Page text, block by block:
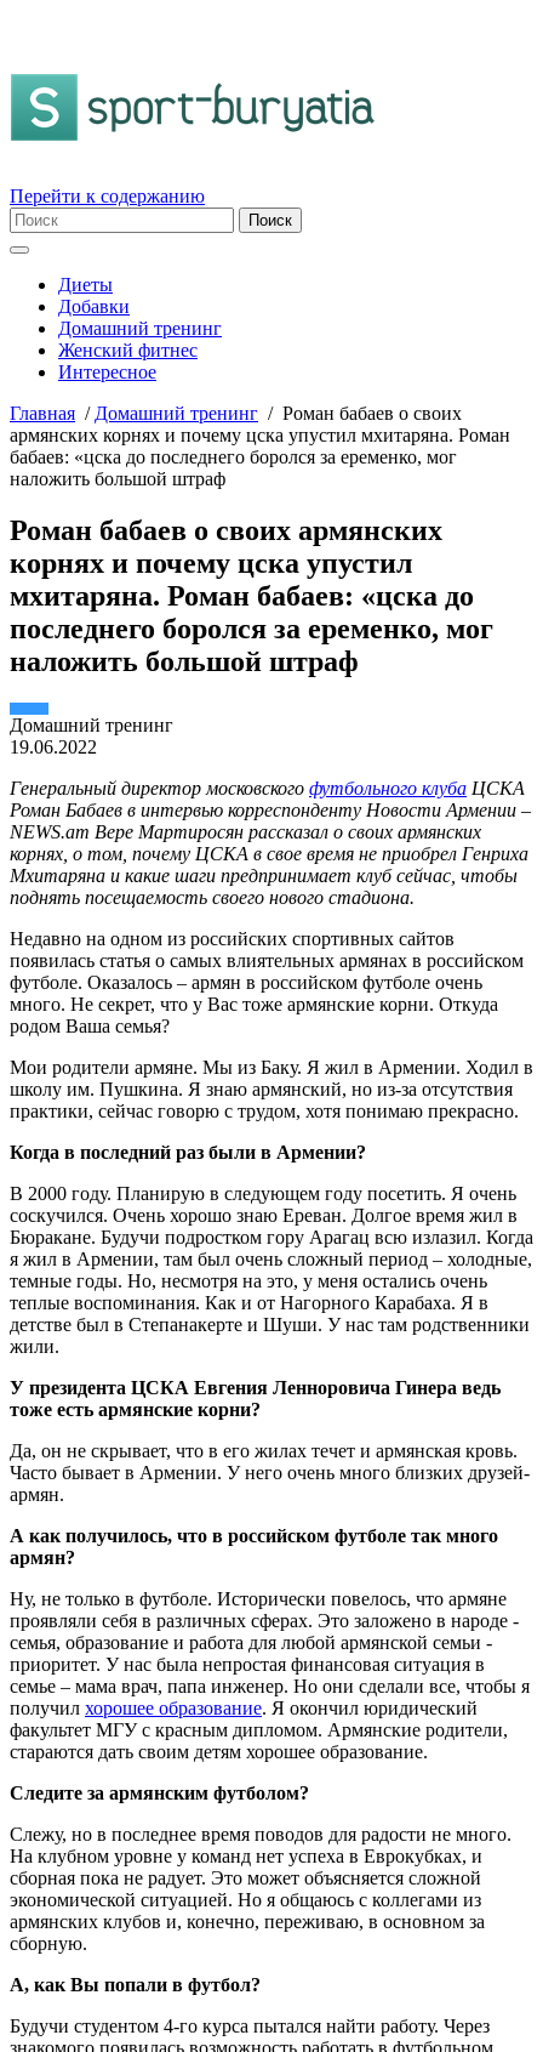
Перейти к содержанию
Диеты
Добавки
Домашний тренинг
Женский фитнес
Интересное
Главная / Домашний тренинг / Роман бабаев о своих
армянских корнях и почему цска упустил мхитаряна. Роман
бабаев: «цска до последнего боролся за еременко, мог
наложить большой штраф
Роман бабаев о своих армянских
корнях и почему цска упустил
мхитаряна. Роман бабаев: «цска до
последнего боролся за еременко, мог
наложить большой штраф
Домашний тренинг
19.06.2022
Генеральный директор московского футбольного клуба ЦСКА
Роман Бабаев в интервью корреспонденту Новости Армении –
NEWS.am Вере Мартиросян рассказал о своих армянских
корнях, о том, почему ЦСКА в свое время не приобрел Генриха
Мхитаряна и какие шаги предпринимает клуб сейчас, чтобы
поднять посещаемость своего нового стадиона.
Недавно на одном из российских спортивных сайтов
появилась статья о самых влиятельных армянах в российском
футболе. Оказалось – армян в российском футболе очень
много. Не секрет, что у Вас тоже армянские корни. Откуда
родом Ваша семья?
Мои родители армяне. Мы из Баку. Я жил в Армении. Ходил в
школу им. Пушкина. Я знаю армянский, но из-за отсутствия
практики, сейчас говорю с трудом, хотя понимаю прекрасно.
Когда в последний раз были в Армении?
В 2000 году. Планирую в следующем году посетить. Я очень
соскучился. Очень хорошо знаю Ереван. Долгое время жил в
Бюракане. Будучи подростком гору Арагац всю излазил. Когда
я жил в Армении, там был очень сложный период – холодные,
темные годы. Но, несмотря на это, у меня остались очень
теплые воспоминания. Как и от Нагорного Карабаха. Я в
детстве был в Степанакерте и Шуши. У нас там родственники
жили.
У президента ЦСКА Евгения Ленноровича Гинера ведь
тоже есть армянские корни?
Да, он не скрывает, что в его жилах течет и армянская кровь.
Часто бывает в Армении. У него очень много близких друзей-
армян.
А как получилось, что в российском футболе так много
армян?
Ну, не только в футболе. Исторически повелось, что армяне
проявляли себя в различных сферах. Это заложено в народе -
семья, образование и работа для любой армянской семьи -
приоритет. У нас была непростая финансовая ситуация в
семье – мама врач, папа инженер. Но они сделали все, чтобы я
получил хорошее образование. Я окончил юридический
факультет МГУ с красным дипломом. Армянские родители,
стараются дать своим детям хорошее образование.
Следите за армянским футболом?
Слежу, но в последнее время поводов для радости не много.
На клубном уровне у команд нет успеха в Еврокубках, и
сборная пока не радует. Это может объясняется сложной
экономической ситуацией. Но я общаюсь с коллегами из
армянских клубов и, конечно, переживаю, в основном за
сборную.
А, как Вы попали в футбол?
Будучи студентом 4-го курса пытался найти работу. Через
знакомого появилась возможность работать в футбольном